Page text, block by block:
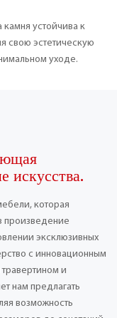
камня устойчива к
свою эстетическую
уходе.
искусства.
которая
произведение
эксклюзивных
с инновационным
и
нам предлагать
возможность